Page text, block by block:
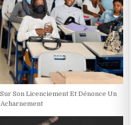
Son Licenciement Et Dénonce Un
Acharnement